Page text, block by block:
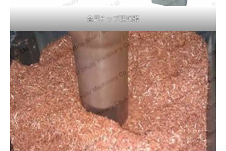
金属チップ圧縮機